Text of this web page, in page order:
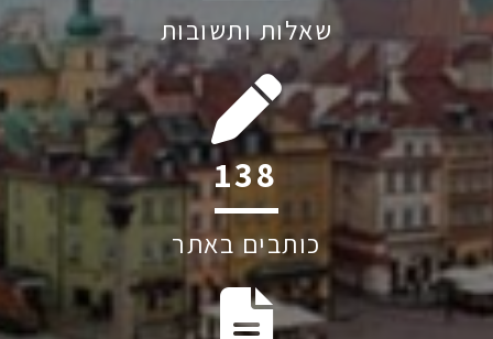
שאלות ותשובות
216
כותבים באתר